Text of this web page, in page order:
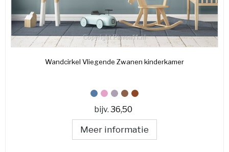
Wandcirkel Vliegende Zwanen kinderkamer
bijv. 36,50
Meer informatie